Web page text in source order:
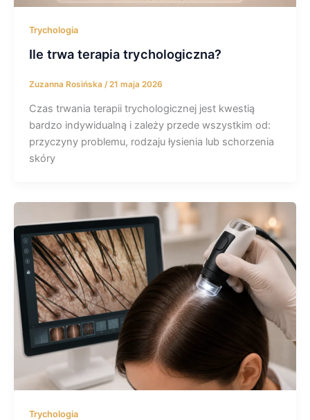
Trychologia
Ile trwa terapia trychologiczna?
Zuzanna Rosińska /21 maja 2026
Czas trwania terapii trychologicznej jest kwestią
bardzo indywidualną i zależy przede wszystkim od:
przyczyny problemu, rodzaju łysienia lub schorzenia
skóry
Trychologia